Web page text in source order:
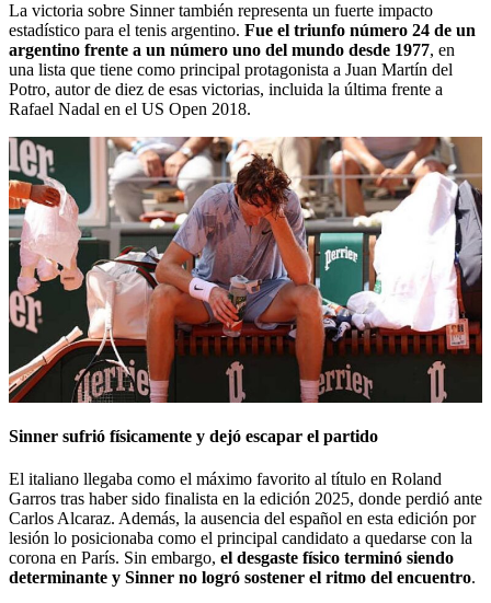
La victoria sobre Sinner también representa un fuerte impacto
estadístico para el tenis argentino. Fue el triunfo número 24 de un
argentino frente a un número uno del mundo desde 1977, en
una lista que tiene como principal protagonista a Juan Martín del
Potro, autor de diez de esas victorias, incluida la última frente a
Rafael Nadal en el US Open 2018.
Sinner sufrió físicamente y dejó escapar el partido
El italiano llegaba como el máximo favorito al título en Roland
Garros tras haber sido finalista en la edición 2025, donde perdió ante
Carlos Alcaraz. Además, la ausencia del español en esta edición por
lesión lo posicionaba como el principal candidato a quedarse con la
corona en París. Sin embargo, el desgaste físico terminó siendo
determinante y Sinner no logró sostener el ritmo del encuentro.